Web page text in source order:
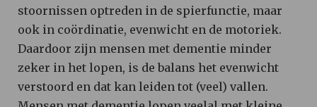
stoornissen optreden in de spierfunctie, maar
ook in coördinatie, evenwicht en de motoriek.
Daardoor zijn mensen met dementie minder
zeker in het lopen, is de balans het evenwicht
verstoord en dat kan leiden tot (veel) vallen.